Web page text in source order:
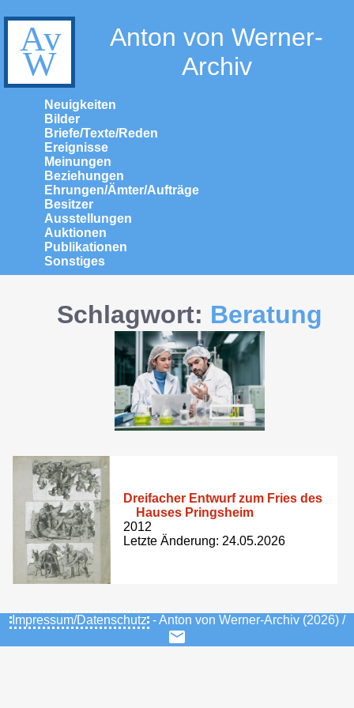
Anton von Werner-
Archiv
Neuigkeiten
Bilder
Briefe/Texte/Reden
Ereignisse
Meinungen
Beziehungen
Ehrungen/Ämter/Aufträge
Besitzer
Ausstellungen
Auktionen
Publikationen
Sonstiges
Schlagwort: Beratung
Dreifacher Entwurf zum Fries des
Hauses Pringsheim
2012
Letzte Änderung: 24.05.2026
Impressum/Datenschutz - Anton von Werner-Archiv (2026) /